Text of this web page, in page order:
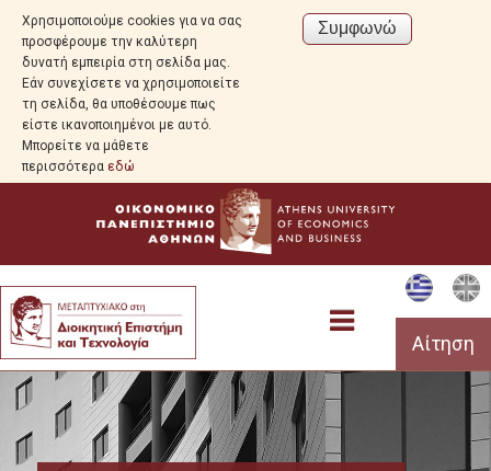
Χρησιμοποιούμε cookies για να σας
προσφέρουμε την καλύτερη
δυνατή εμπειρία στη σελίδα μας.
Εάν συνεχίσετε να χρησιμοποιείτε
τη σελίδα, θα υποθέσουμε πως
είστε ικανοποιημένοι με αυτό.
Μπορείτε να μάθετε
περισσότερα εδώ
Αίτηση
Προεπισκόπηση